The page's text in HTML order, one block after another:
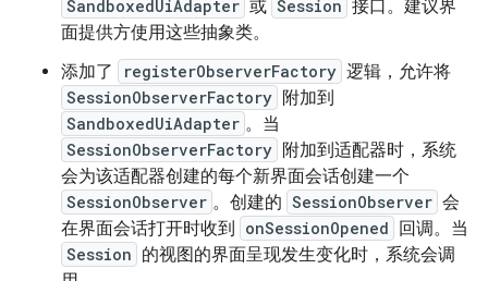
SandboxedUiAdapter 或 Session 接口。建议界
面提供方使用这些抽象类。
添加了
registerObserverFactory 逻辑，允许将
SessionObserverFactory 附加到
SandboxedUiAdapter 。当
SessionObserverFactory 附加到适配器时，系统
会为该适配器创建的每个新界面会话创建一个
SessionObserver 。创建的 SessionObserver 会
在界面会话打开时收到
onSessionOpened 回调。当
Session 的视图的界面呈现发生变化时，系统会调